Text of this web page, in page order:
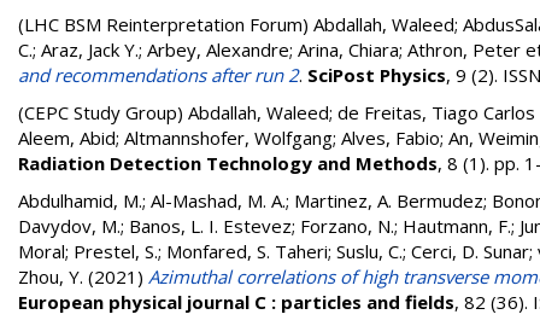
(LHC BSM Reinterpretation Forum) Abdallah, Waleed;
C.; Araz, Jack Y.; Arbey, Alexandre; Arina, Chiara; Athron, Peter
and recommendations after run 2. SciPost Physics, 9 (2).
(CEPC Study Group) Abdallah, Waleed; de Freitas, Tiago
Aleem, Abid; Altmannshofer, Wolfgang; Alves, Fabio; An,
Radiation Detection Technology and Methods, 8 (1). pp.
Abdulhamid, M.; Al-Mashad, M. A.; Martinez, A. Bermudez;
Davydov, M.; Banos, L. I. Estevez; Forzano, N.; Hautmann, F.;
Moral; Prestel, S.; Monfared, S. Taheri; Suslu, C.; Cerci, D. Sunar;
Zhou, Y. (2021) Azimuthal correlations of high transverse
European physical journal C : particles and fields, 82 (36).